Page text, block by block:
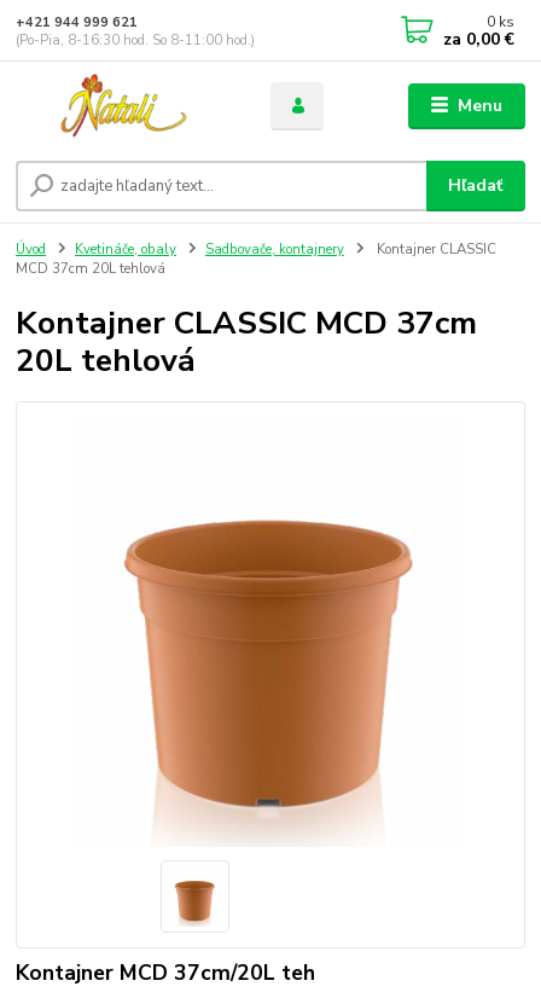
Menu
Hľadať
+421 944 999 621
(Po-Pia, 8-16:30 hod. So 8-11:00 hod.)
0 ks
za 0,00 €
Úvod Kvetináče, obaly Sadbovače, kontajnery
Kontajner CLASSIC
MCD 37cm 20L tehlová
Kontajner CLASSIC MCD 37cm
20L tehlová
Kontajner MCD 37cm/20L teh